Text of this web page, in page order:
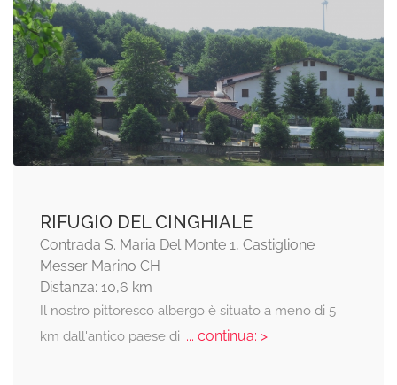
RIFUGIO DEL CINGHIALE
Contrada S. Maria Del Monte 1, Castiglione
Messer Marino CH
Distanza: 10,6 km
Il nostro pittoresco albergo è situato a meno di 5
km dall'antico paese di ... continua: >